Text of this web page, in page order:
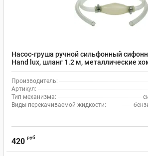
Насос-груша ручной сильфонный
Hand lux, шланг 1.2 м, металлические
Производитель:
Артикул:
Тип механизма:
Виды перекачиваемой жидкости:
420 руб